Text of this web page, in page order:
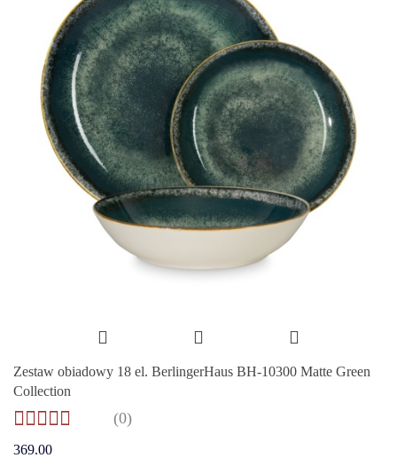
Zestaw obiadowy 18 el. BerlingerHaus BH-10300 Matte Green
Collection
(0)
369.00